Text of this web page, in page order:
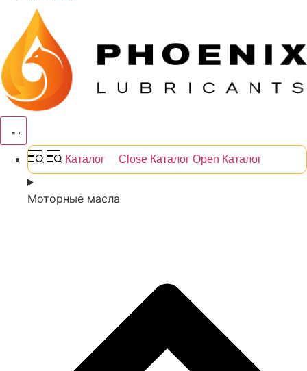
Каталог Close Каталог Open Каталог
Моторные масла